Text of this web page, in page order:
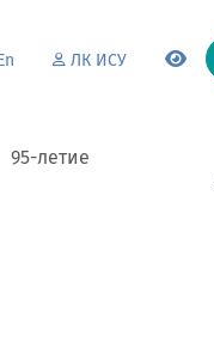
ЛК ИСУ
95-летие